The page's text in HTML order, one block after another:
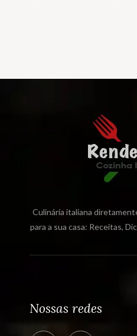
Culinária italiana
para a sua casa: Receitas,
Nossas redes